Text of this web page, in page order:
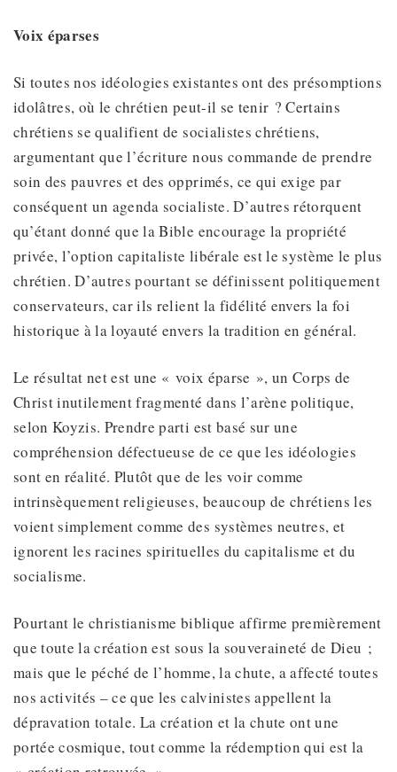
Voix éparses
Si toutes nos idéologies existantes ont des présomptions
idolâtres, où le chrétien peut-il se tenir ? Certains
chrétiens se qualifient de socialistes chrétiens,
argumentant que l’écriture nous commande de prendre
soin des pauvres et des opprimés, ce qui exige par
conséquent un agenda socialiste. D’autres rétorquent
qu’étant donné que la Bible encourage la propriété
privée, l’option capitaliste libérale est le système le plus
chrétien. D’autres pourtant se définissent politiquement
conservateurs, car ils relient la fidélité envers la foi
historique à la loyauté envers la tradition en général.
Le résultat net est une « voix éparse », un Corps de
Christ inutilement fragmenté dans l’arène politique,
selon Koyzis. Prendre parti est basé sur une
compréhension défectueuse de ce que les idéologies
sont en réalité. Plutôt que de les voir comme
intrinsèquement religieuses, beaucoup de chrétiens les
voient simplement comme des systèmes neutres, et
ignorent les racines spirituelles du capitalisme et du
socialisme.
Pourtant le christianisme biblique affirme premièrement
que toute la création est sous la souveraineté de Dieu ;
mais que le péché de l’homme, la chute, a affecté toutes
nos activités – ce que les calvinistes appellent la
dépravation totale. La création et la chute ont une
portée cosmique, tout comme la rédemption qui est la